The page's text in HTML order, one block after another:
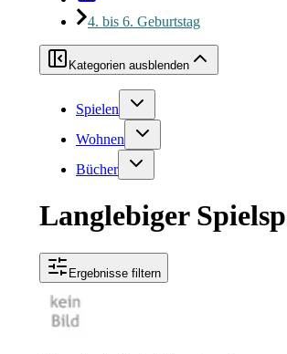
4. bis 6. Geburtstag
Kategorien ausblenden
Spielen
Wohnen
Bücher
Langlebiger
Ergebnisse filtern